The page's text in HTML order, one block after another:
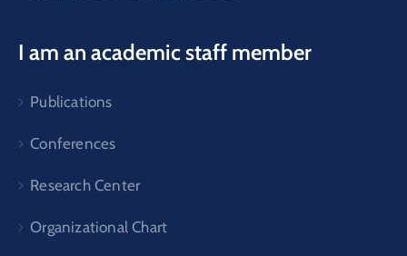
I am an academic staff member
Publications
Conferences
Research Center
Organizational Chart